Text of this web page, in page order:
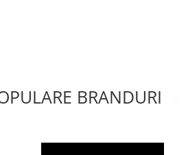
BRANDURI